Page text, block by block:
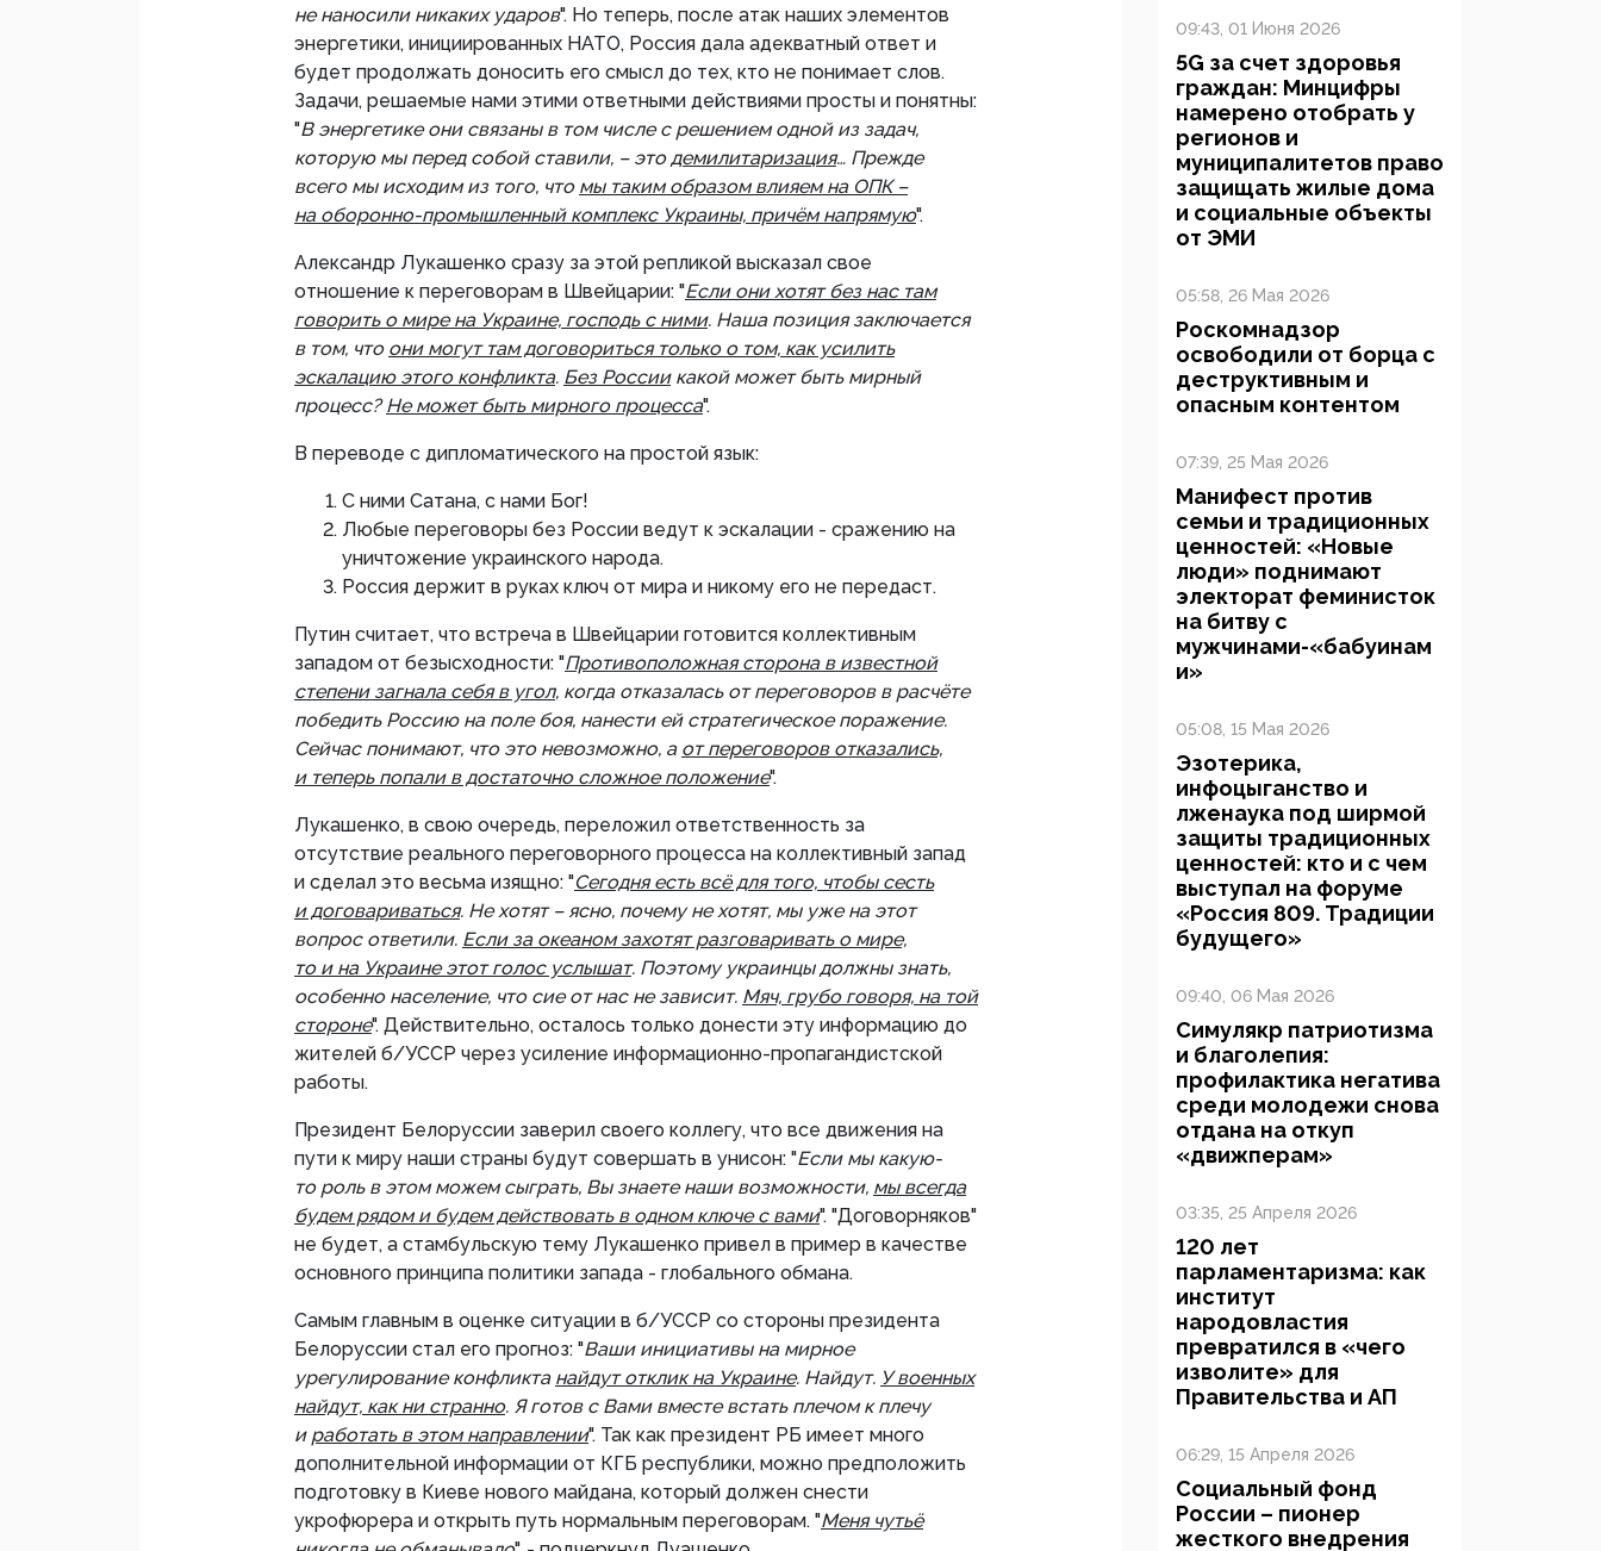
не наносили никаких ударов". Но теперь, после атак наших элементов
энергетики, инициированных НАТО, Россия дала адекватный ответ и
будет продолжать доносить его смысл до тех, кто не понимает слов.
Задачи, решаемые нами этими ответными действиями просты и понятны:
"В энергетике они связаны в том числе с решением одной из задач,
которую мы перед собой ставили, – этодемилитаризация… Прежде
всего мы исходим из того, что мы таким образом влияем на ОПК –
на оборонно-промышленный комплекс Украины, причём напрямую".
Александр Лукашенко сразу за этой репликой высказал свое
отношение к переговорам в Швейцарии: "Если они хотят без нас там
говорить о мире на Украине, господь с ними. Наша позиция заключается
в том, что они могут там договориться только о том, как усилить
эскалацию этого конфликта. Без Россиикакой может быть мирный
процесс?Не может быть мирного процесса".
В переводе с дипломатического на простой язык:
С ними Сатана, с нами Бог!
Любые переговоры без России ведут к эскалации - сражению на
уничтожение украинского народа.
Россия держит в руках ключ от мира и никому его не передаст.
Путин считает, что встреча в Швейцарии готовится коллективным
западом от безысходности: "Противоположная сторона в известной
степени загнала себя в угол, когда отказалась от переговоров в расчёте
победить Россию на поле боя, нанести ей стратегическое поражение.
Сейчас понимают, что это невозможно, а от переговоров отказались,
и теперь попали в достаточно сложное положение".
Лукашенко, в свою очередь, переложил ответственность за
отсутствие реального переговорного процесса на коллективный запад
и сделал это весьма изящно: "Сегодня есть всё для того, чтобы сесть
и договариваться. Не хотят – ясно, почему не хотят, мы уже на этот
вопрос ответили. Если за океаном захотят разговаривать о мире,
то и на Украине этот голос услышат. Поэтому украинцы должны знать,
особенно население, что сие от нас не зависит. Мяч, грубо говоря, на той
стороне". Действительно, осталось только донести эту информацию до
жителей б/УССР через усиление информационно-пропагандистской
работы.
Президент Белоруссии заверил своего коллегу, что все движения на
пути к миру наши страны будут совершать в унисон: "Если мы какую-
то роль в этом можем сыграть, Вы знаете наши возможности, мы всегда
будем рядом и будем действовать в одном ключе с вами". "Договорняков"
не будет, а стамбульскую тему Лукашенко привел в пример в качестве
основного принципа политики запада - глобального обмана.
Самым главным в оценке ситуации в б/УССР со стороны президента
Белоруссии стал его прогноз: "Ваши инициативы на мирное
урегулирование конфликта найдут отклик на Украине. Найдут. У военных
найдут, как ни странно. Я готов с Вами вместе встать плечом к плечу
и работать в этом направлении". Так как президент РБ имеет много
дополнительной информации от КГБ республики, можно предположить
подготовку в Киеве нового майдана, который должен снести
укрофюрера и открыть путь нормальным переговорам. "Меня чутьё
09:43, 01 Июня 2026
5G за счет здоровья
граждан: Минцифры
намерено отобрать у
регионов и
муниципалитетов право
защищать жилые дома
и социальные объекты
от ЭМИ
05:58, 26 Мая 2026
Роскомнадзор
освободили от борца с
деструктивным и
опасным контентом
07:39, 25 Мая 2026
Манифест против
семьи и традиционных
ценностей: «Новые
люди» поднимают
электорат феминисток
на битву с
мужчинами-«бабуинам
и»
05:08, 15 Мая 2026
Эзотерика,
инфоцыганство и
лженаука под ширмой
защиты традиционных
ценностей: кто и с чем
выступал на форуме
«Россия 809. Традиции
будущего»
09:40, 06 Мая 2026
Симулякр патриотизма
и благолепия:
профилактика негатива
среди молодежи снова
отдана на откуп
«движперам»
03:35, 25 Апреля 2026
120 лет
парламентаризма: как
институт
народовластия
превратился в «чего
изволите» для
Правительства и АП
06:29, 15 Апреля 2026
Социальный фонд
России – пионер
жесткого внедрения